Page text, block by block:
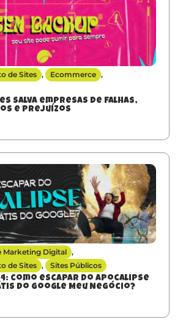
de Sites , Ecommerce ,
salva empresas de falhas,
e prejuízos
Marketing Digital ,
de Sites , Sites Públicos
como escapar do apocalipse
do Google Meu Negócio?